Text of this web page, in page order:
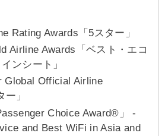
Rating Awards「5スター」
Airline Awards「ベスト・エコ
ンシート」
Global Official Airline
」
Choice Award®」 -
and Best WiFi in Asia and